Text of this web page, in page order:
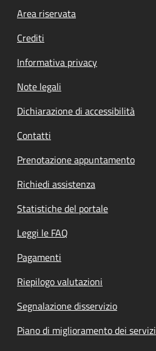
Footer menu
Area riservata
Crediti
Informativa privacy
Note legali
Dichiarazione di accessibilità
Contatti
Prenotazione appuntamento
Richiedi assistenza
Statistiche del portale
Leggi le FAQ
Pagamenti
Riepilogo valutazioni
Segnalazione disservizio
Piano di miglioramento dei servizi